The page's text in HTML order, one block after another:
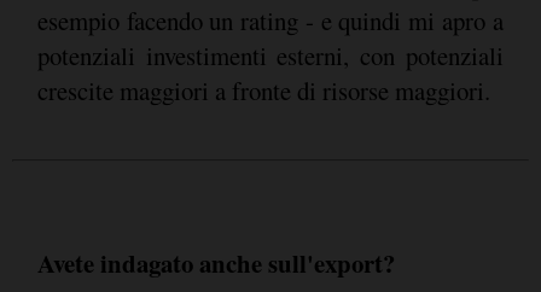
esempio facendo un rating - e quindi mi apro a
potenziali investimenti esterni, con potenziali
crescite maggiori a fronte di risorse maggiori.
Avete indagato anche sull'export?